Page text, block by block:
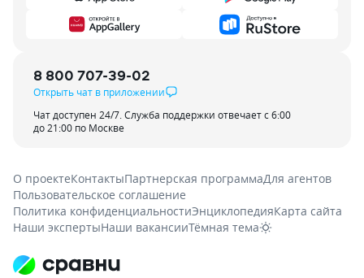
8 800 707-39-02
Открыть чат в приложении
Чат доступен 24/7. Служба поддержки отвечает с 6:00
до 21:00 по Москве
О проектеКонтактыПартнерская программаДля агентов
Пользовательское соглашение
Политика конфиденциальностиЭнциклопедияКарта сайта
Наши экспертыНаши вакансииТёмная тема